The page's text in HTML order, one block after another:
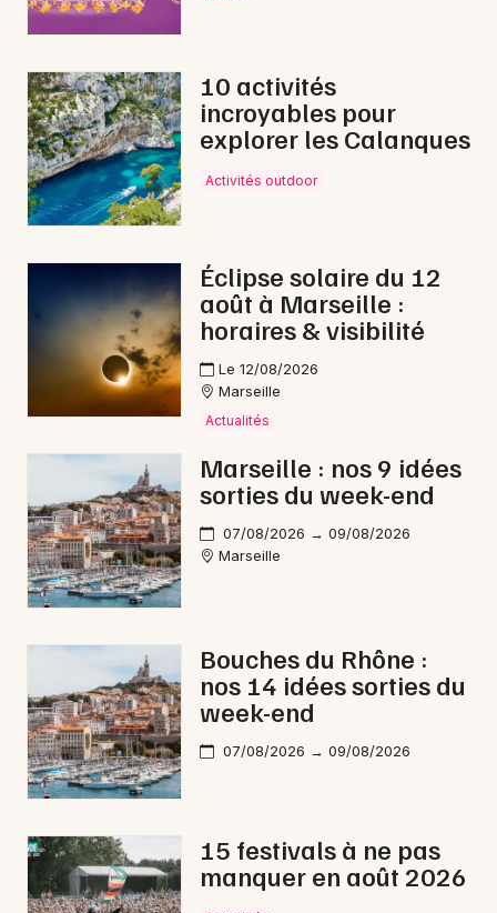
Sorties famille
Expos
Sorties & loisirs
Opéra dans les Bouches du Rhône
Newsletter des sorties
Actus à Arles
Magazine à Arles
Choisir mes départements
Mon email
Toulouse
10 activités
incroyables pour
explorer les Calanques
Activités outdoor
Éclipse solaire du 12
août à Marseille :
horaires & visibilité
Le 12/08/2026
Marseille
Actualités
Marseille : nos 9 idées
sorties du week-end
07/08/2026 → 09/08/2026
Marseille
Bouches du Rhône :
nos 14 idées sorties du
week-end
07/08/2026 → 09/08/2026
15 festivals à ne pas
manquer en août 2026